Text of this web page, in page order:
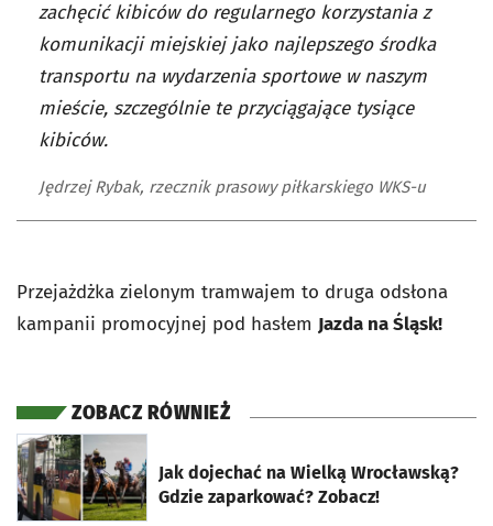
zachęcić kibiców do regularnego korzystania z
komunikacji miejskiej jako najlepszego środka
transportu na wydarzenia sportowe w naszym
mieście, szczególnie te przyciągające tysiące
kibiców.
Jędrzej Rybak, rzecznik prasowy piłkarskiego WKS-u
Przejażdżka zielonym tramwajem to druga odsłona
kampanii promocyjnej pod hasłem Jazda na Śląsk!
ZOBACZ RÓWNIEŻ
Jak dojechać na Wielką Wrocławską?
Gdzie zaparkować? Zobacz!
otworzy się w nowej karcie